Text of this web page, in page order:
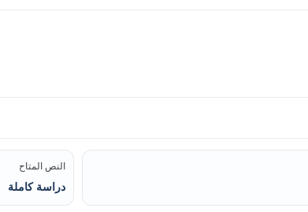
النص المتاح
دراسة كاملة